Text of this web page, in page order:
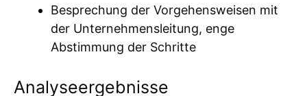
Besprechung der Vorgehensweisen mit
der Unternehmensleitung, enge
Abstimmung der Schritte
Analyseergebnisse